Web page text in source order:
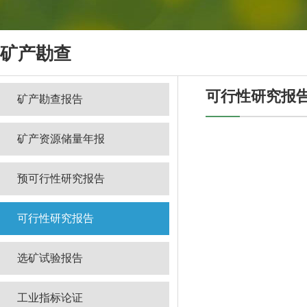
矿产勘查
矿产勘查报告
矿产资源储量年报
预可行性研究报告
可行性研究报告
选矿试验报告
工业指标论证
可行性研究报